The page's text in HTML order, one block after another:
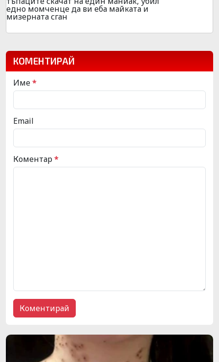
едно момченце да ви еба майката и
мизерната сган
КОМЕНТИРАЙ
Име*
Email
Коментар*